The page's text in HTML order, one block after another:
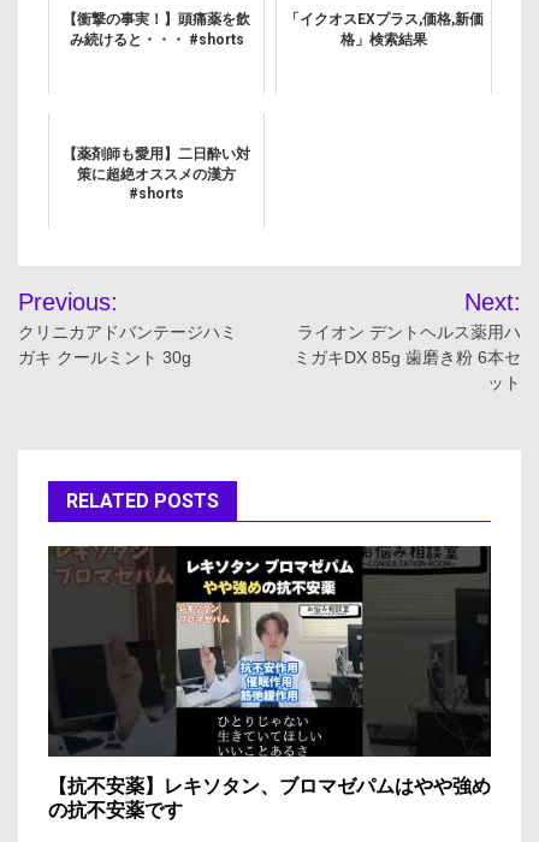
【衝撃の事実！】頭痛薬を飲
み続けると・・・ #shorts
「イクオスEXプラス,価格,新価
格」検索結果
【薬剤師も愛用】二日酔い対
策に超絶オススメの漢方
#shorts
投
稿
ゲ
ー
シ
Previous:
クリニカアドバンテージハミ
ガキ クールミント 30g
Next:
ライオン デントヘルス薬用ハ
ミガキDX 85g 歯磨き粉 6本セ
ット
RELATED POSTS
【抗不安薬】レキソタン、ブロマゼパムはやや強め
の抗不安薬です